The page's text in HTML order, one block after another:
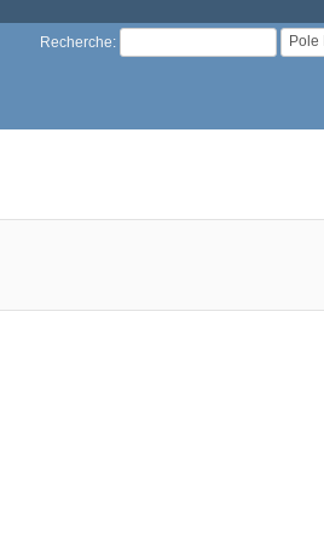
Recherche: